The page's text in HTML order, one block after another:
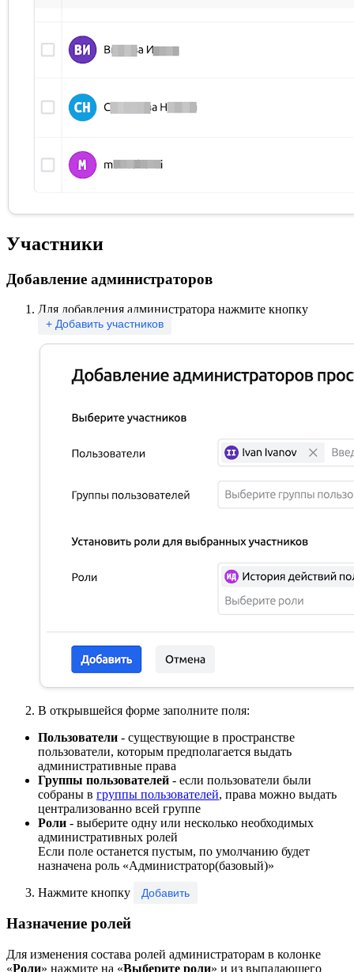
Участники
Добавление администраторов
Для добавления администратора нажмите кнопку
+ Добавить участников
В открывшейся форме заполните поля:
Пользователи - существующие в пространстве
пользователи, которым предполагается выдать
административные права
Группы пользователей - если пользователи были
собраны в группы пользователей, права можно выдать
централизованно всей группе
Роли - выберите одну или несколько необходимых
административных ролей
Если поле останется пустым, по умолчанию будет
назначена роль «Администратор(базовый)»
Нажмите кнопку
Добавить
Назначение ролей
Для изменения состава ролей администраторам в колонке
«Роли» нажмите на «Выберите роли» и из выпадающего